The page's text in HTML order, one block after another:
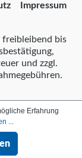
Impressum
freibleibend bis
und zzgl.
Erfahrung
...